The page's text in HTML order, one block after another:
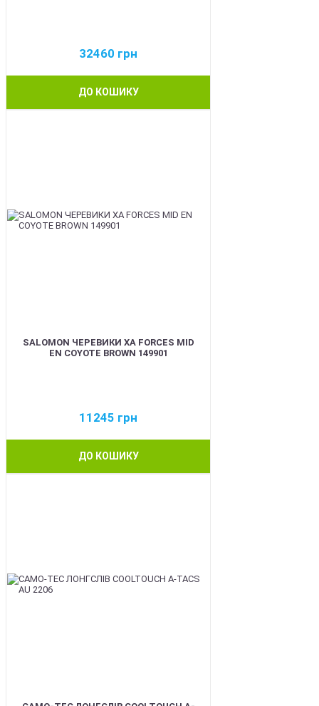
32460 грн
ДО КОШИКУ
SALOMON ЧЕРЕВИКИ XA FORCES MID
EN COYOTE BROWN 149901
11245 грн
ДО КОШИКУ